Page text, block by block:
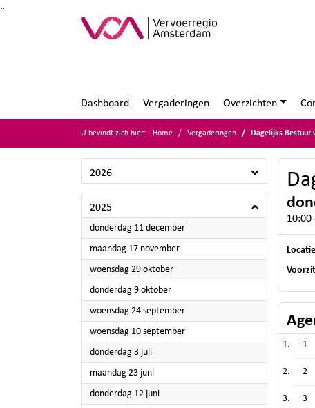
Ga naar de inhoud van deze pagina
Ga naar het zoeken
Ga naar het menu
Dashboard Vergaderingen Overzichten
U bevindt zich hier: Home Vergaderingen Dagelijks Bestuur
2026
2025
donderdag 11 december2025
maandag 17 november2025
woensdag 29 oktober2025
donderdag 9 oktober2025
woensdag 24 september2025
woensdag 10 september2025
donderdag 3 juli2025
maandag 23 juni2025
donderdag 12 juni2025
10:00
Locatie
1
2
3